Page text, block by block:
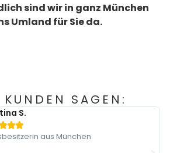
sind wir in ganz München
Umland für Sie da.
SAGEN:
S.

aus München